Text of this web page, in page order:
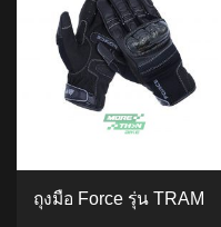
ถุงมือ Force รุ่น TRAM